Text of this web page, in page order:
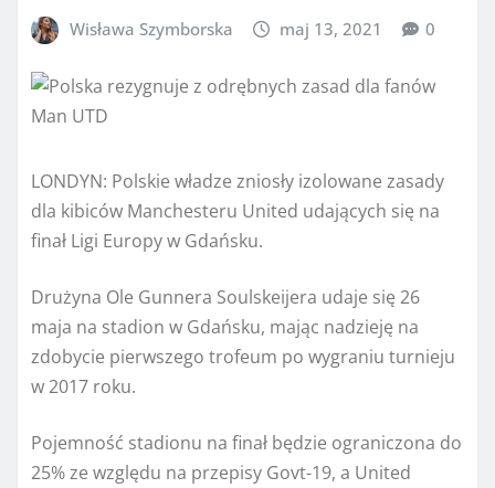
Wisława Szymborska maj 13, 2021 0
LONDYN: Polskie władze zniosły izolowane zasady
dla kibiców Manchesteru United udających się na
finał Ligi Europy w Gdańsku.
Drużyna Ole Gunnera Soulskeijera udaje się 26
maja na stadion w Gdańsku, mając nadzieję na
zdobycie pierwszego trofeum po wygraniu turnieju
w 2017 roku.
Pojemność stadionu na finał będzie ograniczona do
25% ze względu na przepisy Govt-19, a United